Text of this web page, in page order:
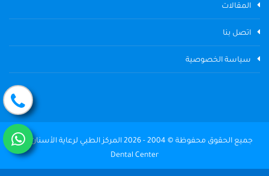
المقالات
اتصل بنا
سياسة الخصوصية
جميع الحقوق محفوظة © 2004 - 2026 المركز الطبي لرعاية الأسنان The
Dental Center